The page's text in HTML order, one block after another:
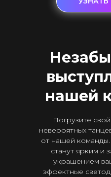
Погрузите
невероятных
от нашей
станут ярким и
украшением
эффектные
нашей